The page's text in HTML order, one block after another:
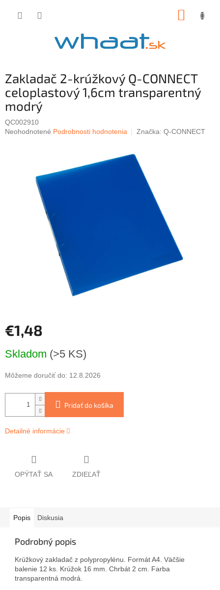
Zakladač 2-krúžkový Q-CONNECT
celoplastový 1,6cm transparentný
modrý
QC002910
Priemerné
hviezdičiek.
Neohodnotené Podrobnosti hodnotenia Značka: Q-CONNECT
€1,48
cena:
Skladom (>5 KS)
Môžeme doručiť do: 12.8.2026
Pridať do košíka
Detailné informácie
OPÝTAŤ SA ZDIEĽAŤ
Popis Diskusia
Podrobný popis
Krúžkový zakladač z polypropylénu. Formát A4. Väčšie
balenie 12 ks. Krúžok 16 mm. Chrbát 2 cm. Farba
transparentná modrá.